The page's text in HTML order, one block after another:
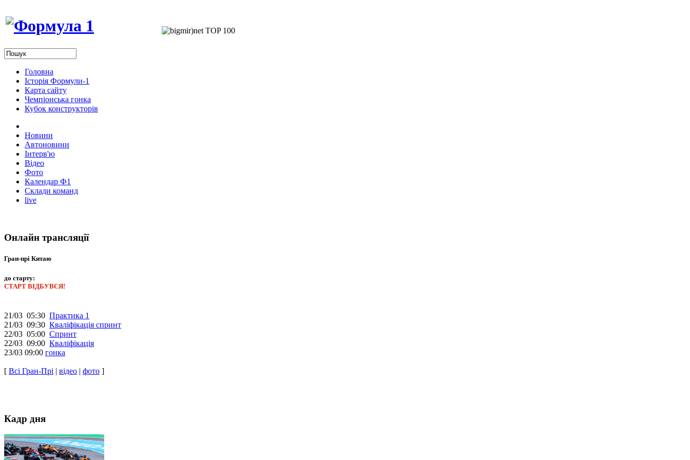
Головна
Історія Формули-1
Карта сайту
Чемпіонська гонка
Кубок конструкторів
Новини
Автоновини
Інтерв'ю
Відео
Фото
Календар Ф1
Склади команд
live
Онлайн трансляції
Гран-прі Китаю
до старту:
СТАРТ ВІДБУВСЯ!
21/03 05:30 Практика 1
21/03 09:30 Кваліфікація спринт
22/03 05:00 Спринт
22/03 09:00 Кваліфікація
23/03 09:00 гонка
[ Всі Гран-Прі | відео | фото ]
Кадр дня